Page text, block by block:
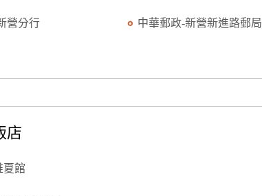
營分行 中華郵政-新營新進路郵局
店
夏館